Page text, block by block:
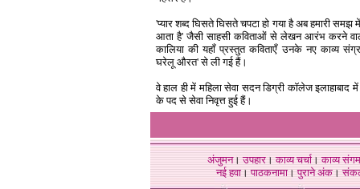
'प्यार शब्द घिसते घिसते चपटा हो गया है अब हमारी समझ
आता है' जैसी साहसी कविताओं से लेखन आरंभ करने
कालिया की यहाँ प्रस्तुत कविताएँ उनके नए काव्य
घरेलू औरत' से ली गई हैं।
वे हाल ही में महिला सेवा सदन डिग्री कॉलेज इलाहाबाद में
के पद से सेवा निवृत्त हुई हैं।
अंजुमन।उपहार।काव्य चर्चा।काव्य संगम
नई हवा। पाठकनामा। पुराने अंक।